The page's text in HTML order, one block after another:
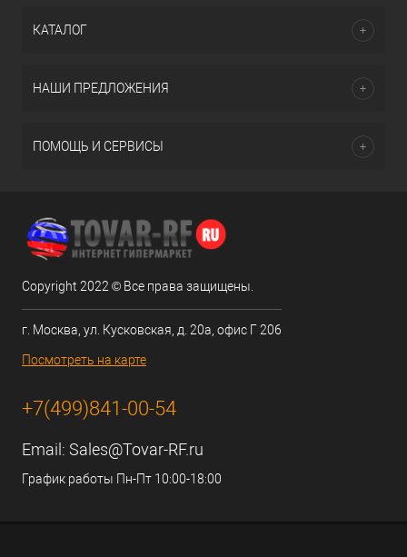
КАТАЛОГ
НАШИ ПРЕДЛОЖЕНИЯ
ПОМОЩЬ И СЕРВИСЫ
Copyright 2022 © Все права защищены.
г. Москва, ул. Кусковская, д. 20а, офис Г 206
Посмотреть на карте
+7(499)841-00-54
Email: Sales@Tovar-RF.ru
График работы Пн-Пт 10:00-18:00